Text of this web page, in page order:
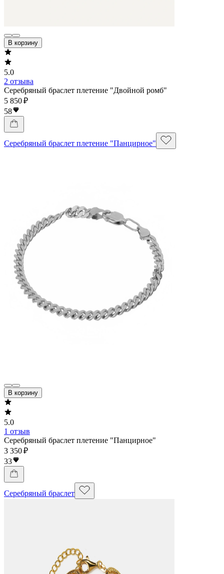
В корзину
5.0
2 отзыва
Серебряный браслет плетение "Двойной ромб"
5 850 ₽
58
Серебряный браслет плетение "Панцирное"
В корзину
5.0
1 отзыв
Серебряный браслет плетение "Панцирное"
3 350 ₽
33
Серебряный браслет